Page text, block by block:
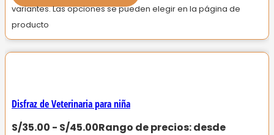
variantes. Las opciones se pueden elegir en la página de
producto
Disfraz de Veterinaria para niña
S/35.00 - S/45.00Rango de precios: desde